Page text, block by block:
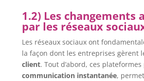
1.2) Les changements
par les réseaux
Les réseaux sociaux ont
la façon dont les entreprises gèrent
client. Tout d’abord, ces
communication instantanée,